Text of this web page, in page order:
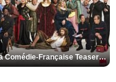
De la Comédie-Française Teaser VF